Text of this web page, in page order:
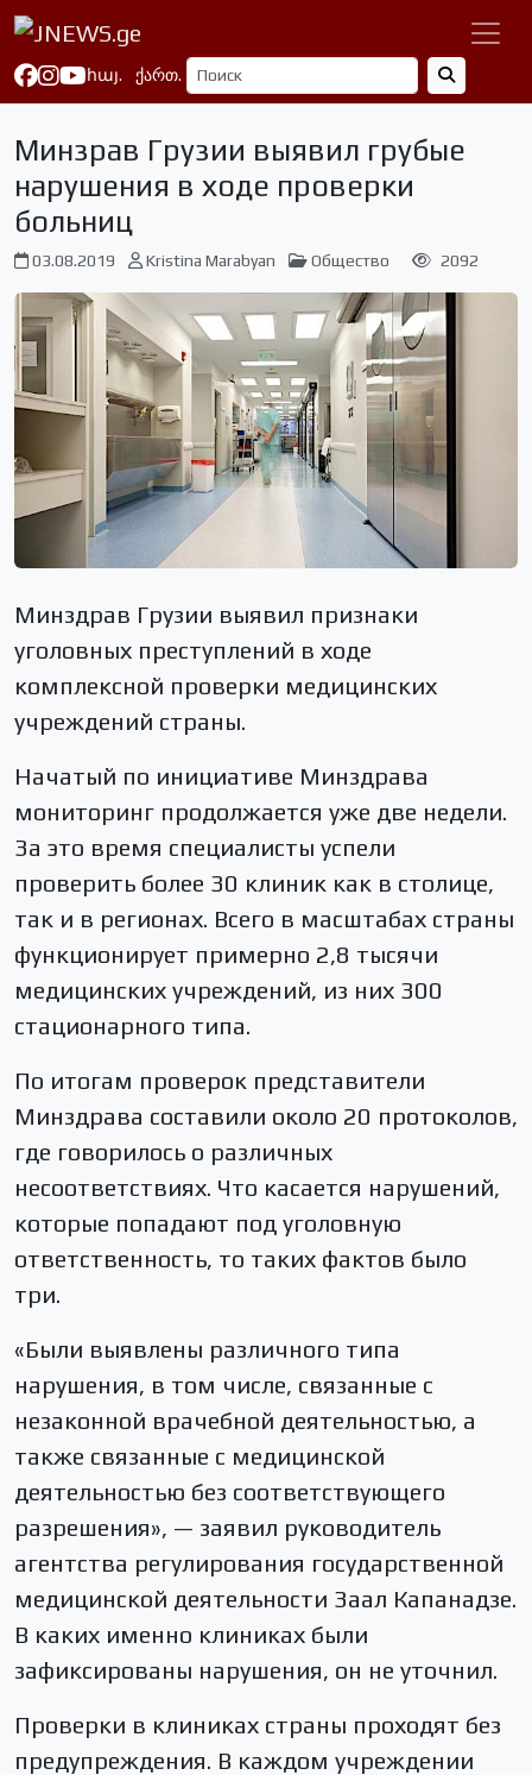
հայ. ქართ.
Минзрав Грузии выявил грубые
нарушения в ходе проверки
больниц
03.08.2019 Kristina Marabyan Общество 2092
Минздрав Грузии выявил признаки
уголовных преступлений в ходе
комплексной проверки медицинских
учреждений страны.
Начатый по инициативе Минздрава
мониторинг продолжается уже две недели.
За это время специалисты успели
проверить более 30 клиник как в столице,
так и в регионах. Всего в масштабах страны
функционирует примерно 2,8 тысячи
медицинских учреждений, из них 300
стационарного типа.
По итогам проверок представители
Минздрава составили около 20 протоколов,
где говорилось о различных
несоответствиях. Что касается нарушений,
которые попадают под уголовную
ответственность, то таких фактов было
три.
«Были выявлены различного типа
нарушения, в том числе, связанные с
незаконной врачебной деятельностью, а
также связанные с медицинской
деятельностью без соответствующего
разрешения», — заявил руководитель
агентства регулирования государственной
медицинской деятельности Заал Капанадзе.
В каких именно клиниках были
зафиксированы нарушения, он не уточнил.
Проверки в клиниках страны проходят без
предупреждения. В каждом учреждении